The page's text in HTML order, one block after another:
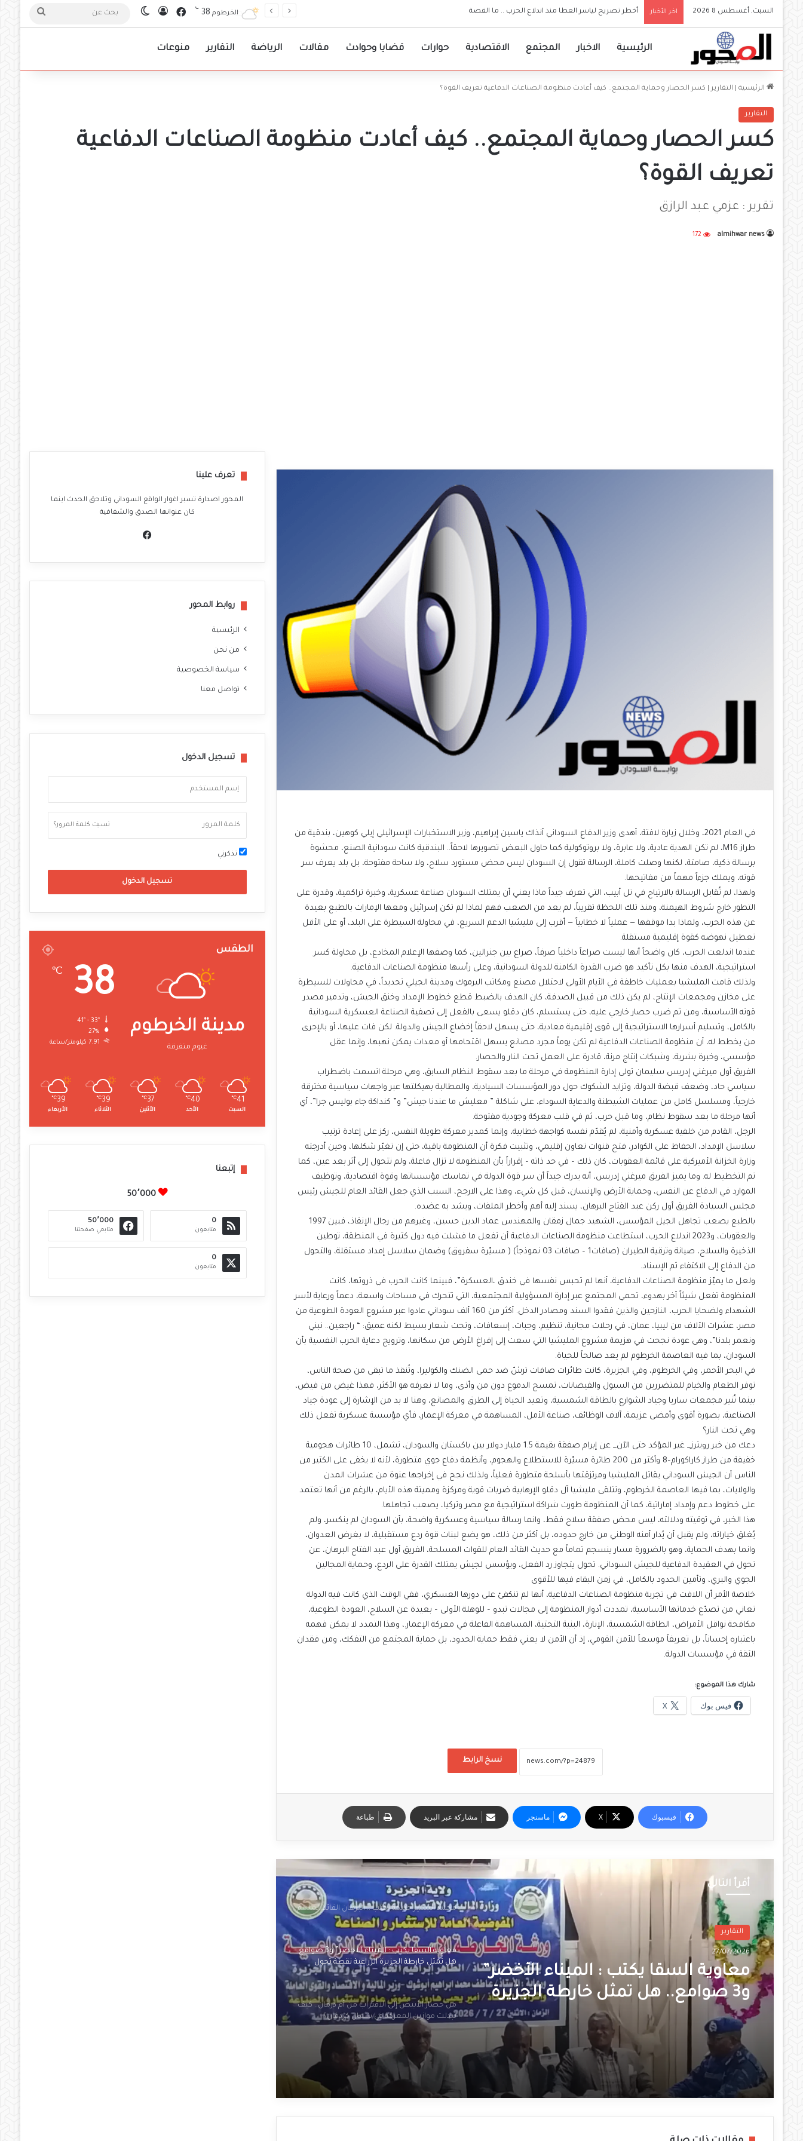
السبت, أغسطس 8 2026 اخر الأخبار والي الجزيرة يعلن إعتماد الجامعات مرجعية لقرارات حكومة الولاية الخرطوم 38
℃ فيسبوكتسجيل الدخول
الوضع المظلم
الرئيسية الاخبار المجتمع الاقتصادية حوارات قضايا وحوادث مقالات الرياضة التقارير منوعات
الرئيسية التقارير كسر الحصار وحماية المجتمع.. كيف أعادت منظومة الصناعات الدفاعية تعريف القوة؟
التقارير
كسر الحصار وحماية المجتمع.. كيف أعادت منظومة الصناعات الدفاعية
تعريف القوة؟
تقرير : عزمي عبد الرازق
almihwar news
172
في العام 2021، وخلال زيارة لافتة، أهدى وزير الدفاع السوداني آنذاك ياسين إبراهيم، وزير الاستخبارات الإسرائيلي إيلي كوهين، بندقية من
طراز M16، لم تكن الهدية عادية، ولا عابرة، ولا بروتوكولية كما حاول البعض تصويرها لاحقاً.. البندقية كانت سودانية الصنع، محشوة
برسالة ذكية، صامتة، لكنها وصلت كاملة، الرسالة تقول إن السودان ليس محض مستورد سلاح، ولا ساحة مفتوحة، بل بلد يعرف سر
قوته، ويملك جزءاً مهماً من مفاتيحها.
ولهذا، لم تُقابل الرسالة بالارتياح في تل أبيب، التي تعرف جيداً ماذا يعني أن يمتلك السودان صناعة عسكرية، وخبرة تراكمية، وقدرة على
التطور خارج شروط الهيمنة، ومنذ تلك اللحظة تقريباً، لم يعد من الصعب فهم لماذا لم تكن إسرائيل ومعها الإمارات بالطبع بعيدة
عن هذه الحرب، ولماذا بدا موقفها — عملياً لا خطابياً — أقرب إلى مليشيا الدعم السريع، في محاولة السيطرة على البلد، أو على الأقل
تعطيل نهوضه كقوة إقليمية مستقلة.
عندما اندلعت الحرب، كان واضحاً أنها ليست صراعاً داخلياً صرفاً، صراع بين جنرالين، كما وصفها الإعلام المخادع، بل محاولة كسر
استراتيجية، الهدف منها بكل تأكيد هو ضرب القدرة الكامنة للدولة السودانية، وعلى رأسها منظومة الصناعات الدفاعية.
ولذلك قامت المليشيا بعمليات خاطفة في الأيام الأولى لاحتلال مصنع ومكاتب اليرموك ومدينة الجيلي تحديداً، في محاولات للسيطرة
على مخازن ومجمعات الإنتاج، لم يكن ذلك من قبيل الصدفة، كان الهدف بالضبط قطع خطوط الإمداد وخنق الجيش، وتدمير مصدر
قوته الأساسية، ومن ثم ضرب حصار خارجي عليه، حتى يستسلم، كان دقلو يسعى بالفعل إلى تصفية الصناعة العسكرية السودانية
بالكامل، وتسليم أسرارها الاستراتيجية إلى قوى إقليمية معادية، حتى يسهل لاحقاً إخضاع الجيش والدولة. لكن فات عليها، أو بالإحرى
من يخطط له، أن منظومة الصناعات الدفاعية لم تكن يوماً مجرد مصانع يسهل اقتحامها أو معدات يمكن نهبها، وإنما عقل
مؤسسي، وخبرة بشرية، وشبكات إنتاج مرنة، قادرة على العمل تحت النار والحصار.
الفريق أول ميرغني إدريس سليمان تولى إدارة المنظومة في مرحلة ما بعد سقوط النظام السابق، وهي مرحلة اتسمت باضطراب
سياسي حاد، وضعف قبضة الدولة، وتزايد الشكوك حول دور المؤسسات السيادية، والمطالبة بهيكلتها عبر واجهات سياسية مخترقة
خارجياً، ومسلسل كامل من عمليات الشيطنة والدعاية السوداء، على شاكلة ” معليش ما عندنا جيش” و” كنداكة جاء بوليس جرا”، أي
أنها مرحلة ما بعد سقوط نظام، وما قبل حرب، ثم في قلب معركة وجودية مفتوحة.
الرجل، القادم من خلفية عسكرية وأمنية، لم يُقدّم نفسه كواجهة خطابية، وإنما كمدير معركة طويلة النفس، ركز على إعادة ترتيب
سلاسل الإمداد، الحفاظ على الكوادر، فتح قنوات تعاون إقليمي، وتثبيت فكرة أن المنظومة باقية، حتى إن تغيّر شكلها، وحين أدرجته
وزارة الخزانة الأميركية على قائمة العقوبات، كان ذلك – في حد ذاته – إقراراً بأن المنظومة لا تزال فاعلة، ولم تتحول إلى أثر بعد عين، كما
تم التخطيط له. وما يميز الفريق ميرغني إدريس، أنه يدرك جيداً أن سر قوة الدولة في تماسك مؤسساتها وقوة اقتصادية، وتوظيف
الموارد في الدفاع عن النفس، وحماية الأرض والإنسان، قبل كل شيء، وهذا على الارجح، السبب الذي جعل القائد العام للجيش رئيس
مجلس السيادة الفريق أول ركن عبد الفتاح البرهان، يسند إليه أهم وأخطر الملفات، ويشد به عضده.
بالطبع يصعب تجاهل الجيل المؤسس، الشهيد جمال زمقان والمهندس عماد الدين حسين، وغيرهم من رجال الإنقاذ، فبين 1997
والعقوبات، و2023 اندلاع الحرب، استطاعت منظومة الصناعات الدفاعية أن تفعل ما فشلت فيه دول كثيرة في المنطقة، توطين
الذخيرة والسلاح، صيانة وترقية الطيران (صافات1 – صافات 03 نموذجاً) ( مسيّرة سفروق) وضمان سلاسل إمداد مستقلة، والتحول
من الدفاع إلى الاكتفاء ثم الإسناد.
ولعل ما يميّز منظومة الصناعات الدفاعية، أنها لم تحبس نفسها في خندق ،العسكرة”، فبينما كانت الحرب في ذروتها، كانت
المنظومة تفعل شيئاً آخر بهدوء، تحمي المجتمع عبر إدارة المسؤولية المجتمعية، التي تتحرك في مساحات واسعة، دعماً ورعاية لأسر
الشهداء ولضحايا الحرب، النازحين والذين فقدوا السند ومصادر الدخل. أكثر من 160 ألف سوداني عادوا عبر مشروع العودة الطوعية من
مصر، عشرات الآلاف من ليبيا، عمان، في رحلات مجانية، تنظيم، وجبات، إسعافات، وتحت شعار بسيط لكنه عميق: “ راجعين.. نبني
ونعمر بلدنا”، وهى عودة نجحت في هزيمة مشروع المليشيا التي سعت إلى إفراغ الأرض من سكانها، وترويج دعاية الحرب النفسية بأن
السودان، بما فيه العاصمة الخرطوم لم يعد صالحاً للحياة.
في البحر الأحمر، وفي الخرطوم، وفي الجزيرة، كانت طائرات صافات ترشّ ضد حمى الضنك والكوليرا، وتُنقذ ما تبقى من صحة الناس،
توفر الطعام والخيام للمتضررين من السيول والفيضانات، تمسح الدموع دون من وأذى، وما لا نعرفه هو الأكثر، فهذا غيض من فيض،
بينما تُنير مجمعات ساريا وجياد الشوارع بالطاقة الشمسية، وتعيد الحياة إلى الطرق والمصانع، وهنا لا بد من الإشارة إلى عودة جياد
الصناعية، بصورة أقوى وأمضى عزيمة، آلاف الوظائف، صناعة الأمل، المساهمة في معركة الإعمار، فأي مؤسسة عسكرية تفعل ذلك
وهي تحت النار؟
دعك من خبر رويترز_ غير المؤكد حتى الآن_ عن إبرام صفقة بقيمة 1.5 مليار دولار بين باكستان والسودان، تشمل، 10 طائرات هجومية
خفيفة من طراز كاراكورام–8 وأكثر من 200 طائرة مسيّرة للاستطلاع والهجوم، وأنظمة دفاع جوي متطورة، لأنه لا يخفى على الكثير من
الناس أن الجيش السوداني يقاتل المليشيا ومرتزقتها بأسلحة متطورة فعلياً، ولذلك نجح في إخراجها عنوة من عشرات المدن
والولايات، بما فيها العاصمة الخرطوم، وتتلقى مليشيا آل دقلو الإرهابية ضربات قوية ومركزة ومميتة هذه الأيام، بالرغم من أنها تعتمد
على خطوط دعم وإمداد إماراتية، كما أن المنظومة طورت شراكة استراتيجية مع مصر وتركيا، يصعب تجاهلها.
هذا الخبر، في توقيته ودلالته، ليس محض صفقة سلاح فقط، وانما رسالة سياسية وعسكرية واضحة، بأن السودان لم ينكسر، ولم
يُغلق خياراته، ولم يقبل أن يُدار أمنه الوطني من خارج حدوده، بل أكثر من ذلك، هو يضع لبنات قوة ردع مستقبلية، لا بغرض العدوان،
وانما بهدف الحماية، وهو بالضرورة مسار ينسجم تماماً مع حديث القائد العام للقوات المسلحة، الفريق أول عبد الفتاح البرهان، عن
تحول في العقيدة الدفاعية للجيش السوداني. تحول يتجاوز رد الفعل، ويؤسس لجيش يمتلك القدرة على الردع، وحماية المجالين
الجوي والبري، وتأمين الحدود بالكامل، في زمن البقاء فيها للأقوى
خلاصة الأمر أن اللافت في تجربة منظومة الصناعات الدفاعية، أنها لم تنكفئ على دورها العسكري، ففي الوقت الذي كانت فيه الدولة
تعاني من تصدّع خدماتها الأساسية، تمددت أدوار المنظومة إلى مجالات تبدو – للوهلة الأولى – بعيدة عن السلاح، العودة الطوعية،
مكافحة نواقل الأمراض، الطاقة الشمسية، الإنارة، البنية التحتية، المساهمة الفاعلة في معركة الإعمار.، وهذا التمدد لا يمكن فهمه
باعتباره إحساناً، بل تعريفاً موسعاً للأمن القومي، إذ أن الأمن لا يعني فقط حماية الحدود، بل حماية المجتمع من التفكك، ومن فقدان
الثقة في مؤسسات الدولة.
شارك هذا الموضوع:
فيس بوك X
نسخ الرابط
فيسبوك ‫X ماسنجر مشاركة عبر البريد طباعة
أقرأ التالي
التقارير
27/07/2026
معاوية السقا يكتب : الميناء الأخضر”
و3 صوامع.. هل تمثل خارطة الجزيرة
الزراعية نقطة تحول لإعادة إعمار
الولاية؟
محمد البشير حنبكة يكتب .. البرهان القائد الملهم
معاوية السقا يكتب : الميناء الأخضر” و3 صوامع..
هل تمثل خارطة الجزيرة الزراعية نقطة تحول
لإعادة إعمار الولاية؟
من حصار الأبيض إلى الاقتراب من أم درمان.. كيف
تبدلت موازين المعركة في شمال كردفان؟
تعرف علينا
المحور اصدارة تسبر اغوار الواقع السوداني وتلاحق الحدث اينما
كان عنوانها الصدق والشفافية
وك
روابط المحور
الرئيسية
من نحن
سياسة الخصوصية
تواصل معنا
تسجيل الدخول
نسيت كلمة المرور؟
تذكرني
تسجيل الدخول
الطقس
مدينة الخرطوم
غيوم متفرقة
38
℃
27%
7.91 كيلومتر/ساعة
41
℃
السبت
40
℃
الأحد
37
℃
الأثنين
39
℃
الثلاثاء
39
℃
الأربعاء
إتبعنا
50٬000
0
متابعون
50٬000
متابعي صفحتنا
0
متابعون